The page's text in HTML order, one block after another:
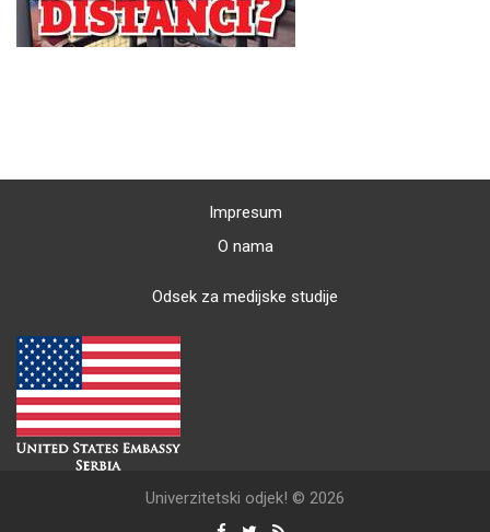
Impresum
O nama
Odsek za medijske studije
Univerzitetski odjek! © 2026